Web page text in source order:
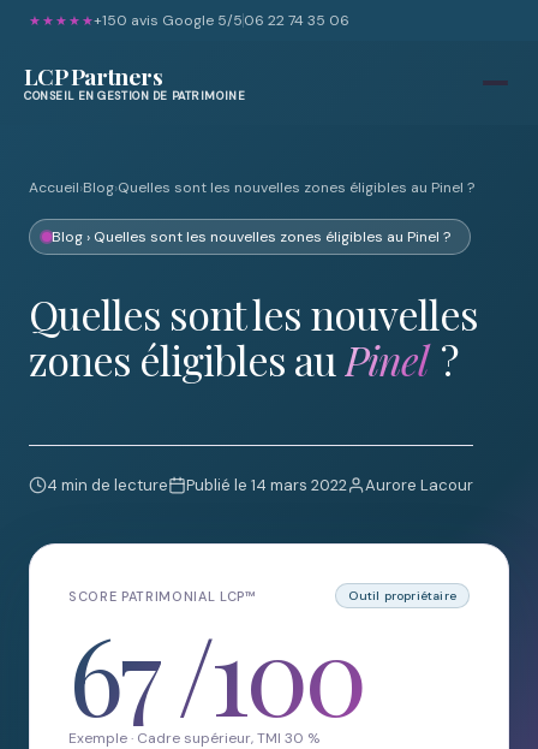
★★★★★+150 avis Google 5/506 22 74 35 06
LCP Partners
CONSEIL EN GESTION DE PATRIMOINE
Accueil›Blog›Quelles sont les nouvelles zones éligibles au Pinel ?
Blog › Quelles sont les nouvelles zones éligibles au Pinel ?
Quelles sont les nouvelles
zones éligibles auPinel ?
4 min de lecture Publié le 14 mars 2022 Aurore Lacour
SCORE PATRIMONIAL LCP™ Outil propriétaire
67/100
Exemple · Cadre supérieur, TMI 30 %